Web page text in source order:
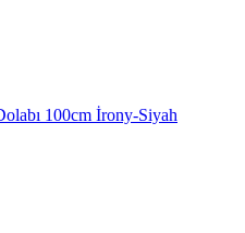
100cm İrony-Siyah